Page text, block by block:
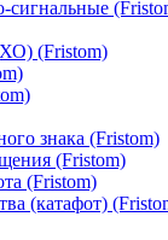
сигнальные
(Fristom)
знака (Fristom)
(Fristom)
(Fristom)
(катафот)